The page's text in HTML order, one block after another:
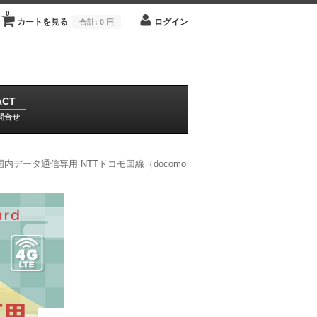
カートを見る
0
合計: 0 円 ログイン
合せ
データ通信専用 NTTドコモ回線（docomo